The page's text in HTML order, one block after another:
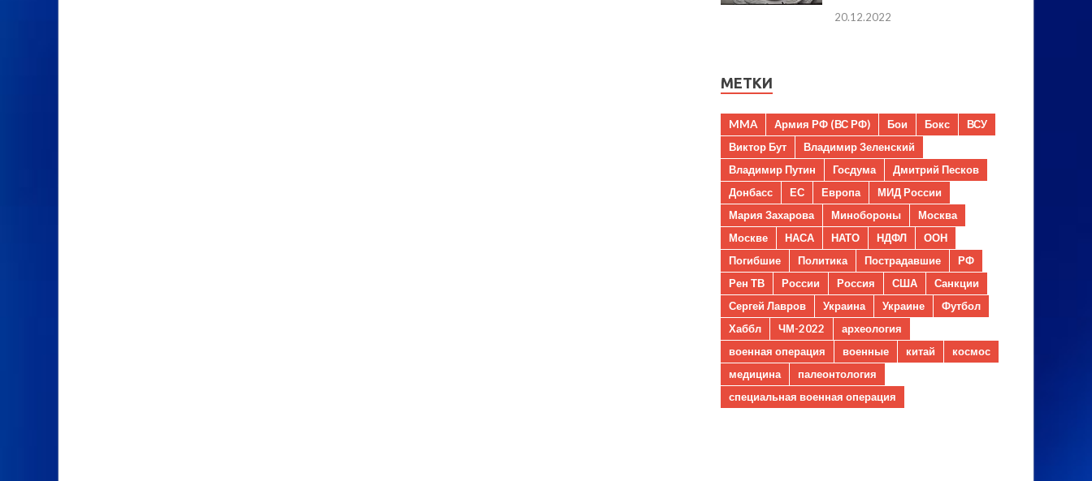
20.12.2022
МЕТКИ
MMA Армия РФ (ВС РФ) Бои Бокс
ВСУ
Виктор Бут
Владимир Зеленский
Владимир Путин
Госдума
Дмитрий Песков
Донбасс
ЕС Европа
МИД России
Мария Захарова
Минобороны
Москва
Москве
НАСА НАТО НДФЛ
ООН
Погибшие
Политика Пострадавшие
РФ
Рен ТВ
России Россия США
Санкции
Сергей Лавров
Украина Украине
Футбол
Хаббл
ЧМ-2022
археология
военная операция
военные китай
космос
медицина
палеонтология
специальная военная операция